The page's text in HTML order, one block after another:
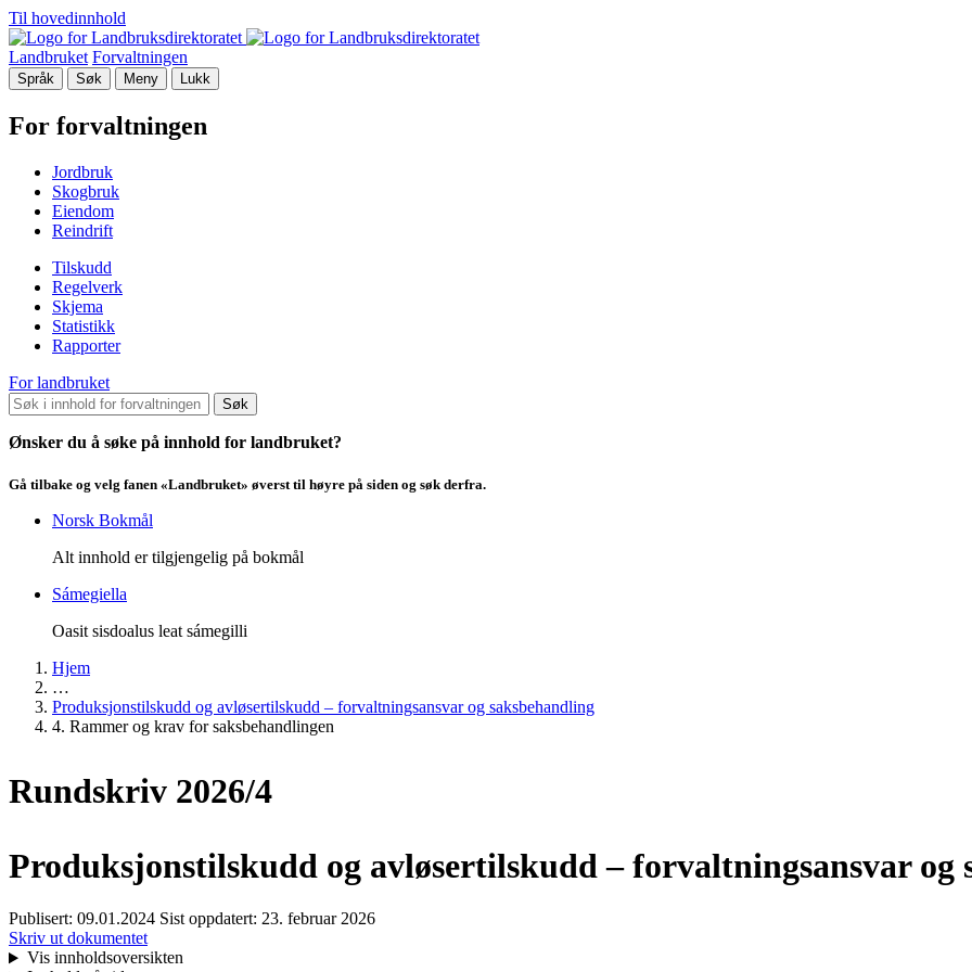
Til hovedinnhold
Landbruket Forvaltningen
Språk Søk Meny Lukk
For forvaltningen
Jordbruk
Skogbruk
Eiendom
Reindrift
Tilskudd
Regelverk
Skjema
Statistikk
Rapporter
For landbruket
Søk
Ønsker du å søke på innhold for landbruket?
Gå tilbake og velg fanen «Landbruket» øverst til høyre på siden og søk derfra.
Norsk Bokmål
Alt innhold er tilgjengelig på bokmål
Sámegiella
Oasit sisdoalus leat sámegilli
Hjem
…
Produksjonstilskudd og avløsertilskudd – forvaltningsansvar og saksbehandling
4. Rammer og krav for saksbehandlingen
Rundskriv 2026/4
Produksjonstilskudd og avløsertilskudd – forvaltningsansvar og
Publisert: 09.01.2024 Sist oppdatert: 23. februar 2026
Skriv ut dokumentet
Vis innholdsoversikten